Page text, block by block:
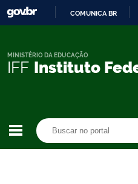
COMUNICA BR
IFF Instituto
MINISTÉRIO DA EDUCAÇÃO